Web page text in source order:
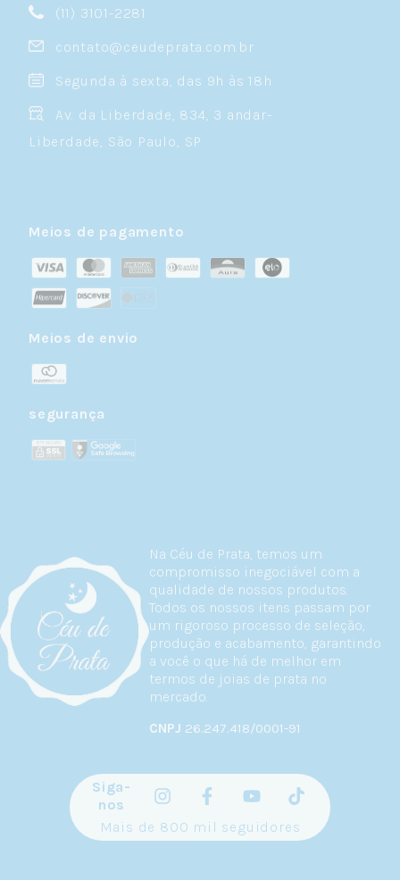
Na Céu de Prata, temos um
compromisso inegociável com a
qualidade de nossos produtos.
Todos os nossos itens passam por
um rigoroso processo de seleção,
produção e acabamento, garantindo
a você o que há de melhor em
termos de joias de prata no
mercado.
CNPJ 26.247.418/0001-91
(11) 3101-2281
contato@ceudeprata.com.br
Segunda à sexta, das 9h às 18h
Av. da Liberdade, 834, 3 andar-
Liberdade, São Paulo, SP
Meios de pagamento
Meios de envio
segurança
Siga-
nos
Mais de 800 mil seguidores